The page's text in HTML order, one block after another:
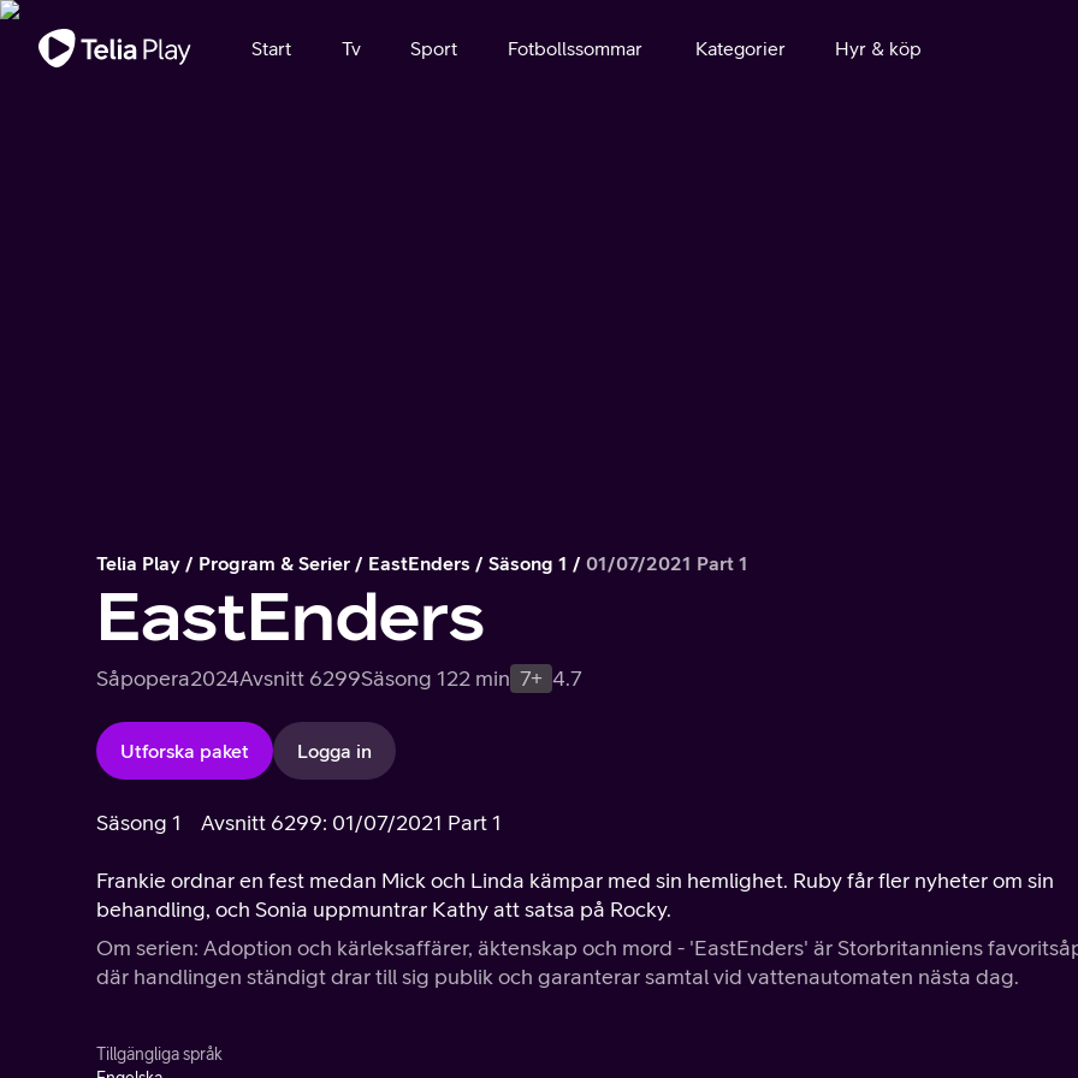
Viktigt meddelande
Start Tv Sport Fotbollssommar Kategorier Hyr & köp
Telia Play Program & Serier EastEnders Säsong 1 01/07/2021 Part 1
EastEnders
Såpopera2024Avsnitt 6299Säsong 122 min 7+ 4.7
Utforska paket Logga in
Säsong 1 Avsnitt 6299: 01/07/2021 Part 1
Frankie ordnar en fest medan Mick och Linda kämpar med sin hemlighet. Ruby får fler nyheter om sin
behandling, och Sonia uppmuntrar Kathy att satsa på Rocky.
Om serien: Adoption och kärleksaffärer, äktenskap och mord - 'EastEnders' är Storbritanniens
där handlingen ständigt drar till sig publik och garanterar samtal vid vattenautomaten nästa dag.
Tillgängliga språk